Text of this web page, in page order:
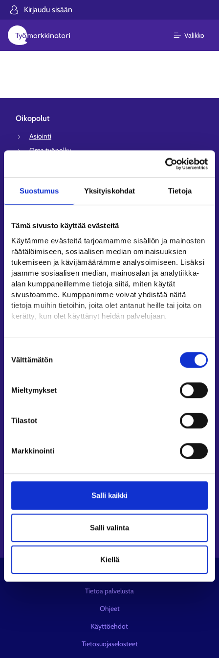
Suostumus Yksityiskohdat Tietoja
Tämä sivusto käyttää evästeitä
Käytämme evästeitä tarjoamamme sisällön ja mainosten
räätälöimiseen, sosiaalisen median ominaisuuksien
tukemiseen ja kävijämäärämme analysoimiseen. Lisäksi
jaamme sosiaalisen median, mainosalan ja analytiikka-
alan kumppaneillemme tietoja siitä, miten käytät
sivustoamme. Kumppanimme voivat yhdistää näitä
tietoja muihin tietoihin, joita olet antanut heille tai joita on
kerätty, kun olet käyttänyt heidän palvelujaan.
Löydät tietoa evästeiden käyttötarkoituksista
Lue tarkemmin
valinta
Välttämätön
Mieltymykset
Tilastot
Markkinointi
Salli kaikki
Salli valinta
Kiellä
Kirjaudu sisään
Valikko
Oikopolut
Asiointi
Oma työpolku
Avoimet työpaikat
Tietoa muilla kielillä
Työllisyysalueiden yhteystiedot
Sähköisen asioinnin tuki
Työttömyysturvaneuvonta
Yritys- ja työnantaja-asiakkaan neuvontapalvelut
Asiointi- ja Oma työpolku -osioiden ohjeet
Tuki ja palaute
Työ- ja elinkeinoministeriö⁠
Osaamispolku⁠
Seuraa meitä
LinkedIn⁠
Youtube⁠
© KEHA-keskus
Tietoa palvelusta
Ohjeet
Käyttöehdot
Tietosuojaselosteet